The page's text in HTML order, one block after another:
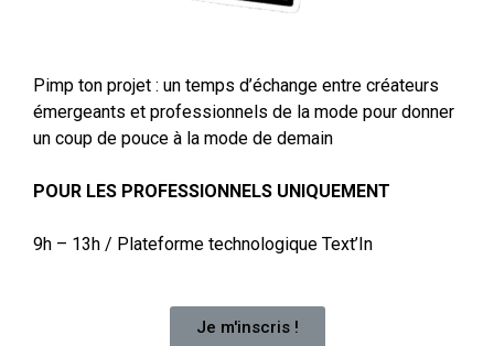
Pimp ton projet : un temps d’échange entre créateurs
émergeants et professionnels de la mode pour donner
un coup de pouce à la mode de demain
POUR LES PROFESSIONNELS UNIQUEMENT
9h – 13h / Plateforme technologique Text’In
Je m'inscris !